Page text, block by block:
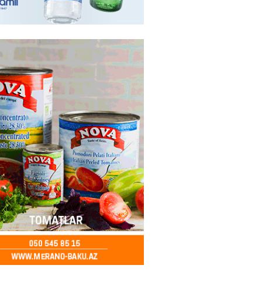
- 12:45
Əkbərov bu agentliyin
oldu – FOTO
- 12:30 101
deputatı Asif Əsgərov
dağ kəndlərindən biri olan
kəndində sakinlərlə görüşdü
- 12:15 104